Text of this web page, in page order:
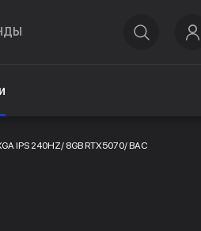
IPS 240HZ/ 8GB RTX5070/ BAC